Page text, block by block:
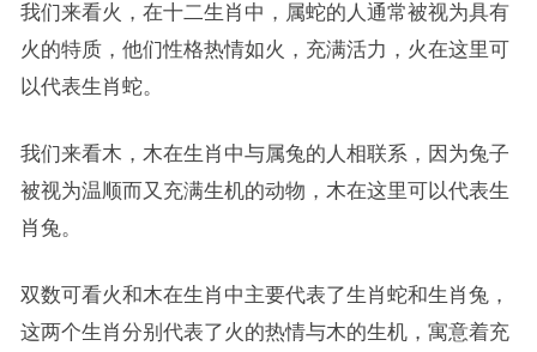
我们来看火，在十二生肖中，属蛇的人通常被视为具有
火的特质，他们性格热情如火，充满活力，火在这里可
以代表生肖蛇。
我们来看木，木在生肖中与属兔的人相联系，因为兔子
被视为温顺而又充满生机的动物，木在这里可以代表生
肖兔。
双数可看火和木在生肖中主要代表了生肖蛇和生肖兔，
这两个生肖分别代表了火的热情与木的生机，寓意着充